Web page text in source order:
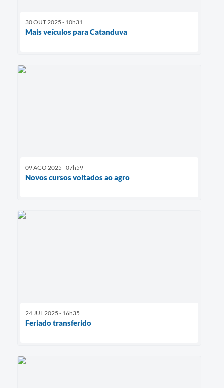
30 OUT 2025 - 10h31
Mais veículos para Catanduva
09 AGO 2025 - 07h59
Novos cursos voltados ao agro
24 JUL 2025 - 16h35
Feriado transferido